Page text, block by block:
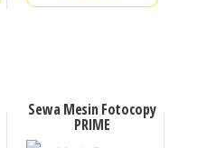
Sewa Mesin Fotocopy
PRIME